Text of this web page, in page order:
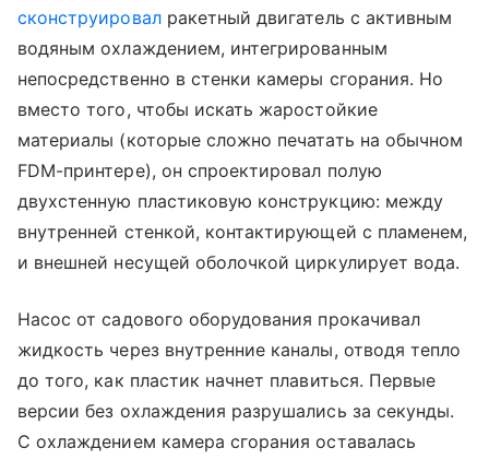
сконструировалракетный двигатель с активным
водяным охлаждением, интегрированным
непосредственно в стенки камеры сгорания. Но
вместо того, чтобы искать жаростойкие
материалы (которые сложно печатать на обычном
FDM-принтере), он спроектировал полую
двухстенную пластиковую конструкцию: между
внутренней стенкой, контактирующей с пламенем,
и внешней несущей оболочкой циркулирует вода.
Насос от садового оборудования прокачивал
жидкость через внутренние каналы, отводя тепло
до того, как пластик начнет плавиться. Первые
версии без охлаждения разрушались за секунды.
С охлаждением камера сгорания оставалась